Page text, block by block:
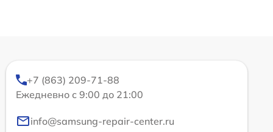
+7 (863) 209-71-88
Ежедневно с 9:00 до 21:00
info@samsung-repair-center.ru